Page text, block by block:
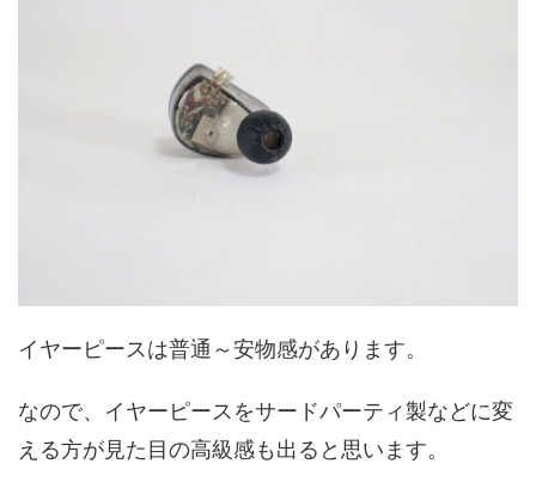
イヤーピースは普通～安物感があります。
なので、イヤーピースをサードパーティ製などに変
える方が見た目の高級感も出ると思います。